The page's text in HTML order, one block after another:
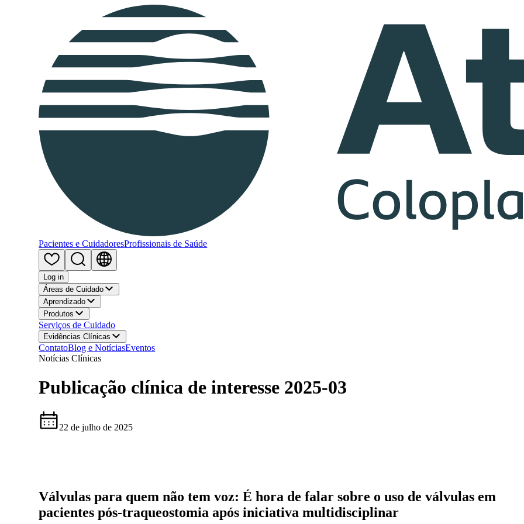
Pacientes e CuidadoresProfissionais de Saúde
Log in
Áreas de Cuidado
Aprendizado
Produtos
Serviços de Cuidado
Evidências Clínicas
ContatoBlog e NotíciasEventos
Notícias Clínicas
Publicação clínica de interesse 2025-03
22 de julho de 2025
Válvulas para quem não tem voz: É hora de falar sobre o uso de válvulas em
pacientes pós-traqueostomia após iniciativa multidisciplinar